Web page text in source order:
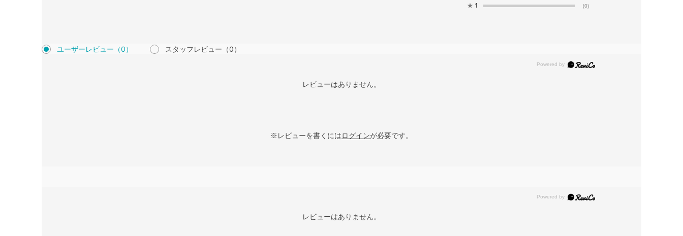
★ 1 (0)
ユーザーレビュー （0） スタッフレビュー （0）
レビューはありません。
※レビューを書くにはログインが必要です。
レビューはありません。